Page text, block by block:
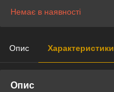
Немає в наявності
Опис Характеристики
Опис